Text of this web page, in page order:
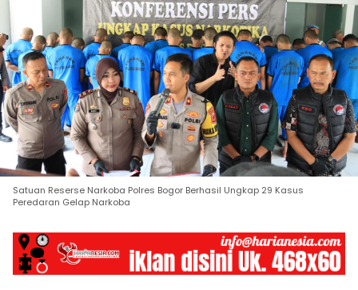
Satuan Reserse Narkoba Polres Bogor Berhasil Ungkap 29 Kasus
Peredaran Gelap Narkoba